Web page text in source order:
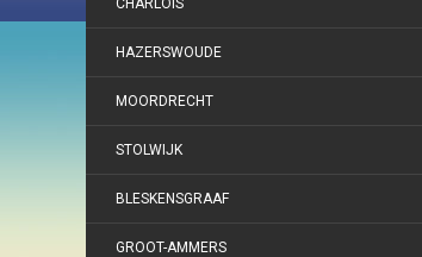
CHARLOIS
HAZERSWOUDE
MOORDRECHT
STOLWIJK
BLESKENSGRAAF
GROOT-AMMERS